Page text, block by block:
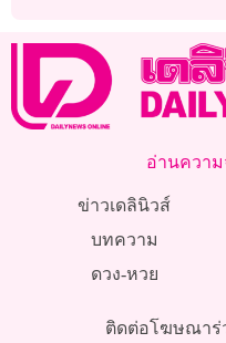
อ่านความ
ข่าวเดลินิวส์
บทความ
ดวง-หวย
ติดต่อโฆษณาร่